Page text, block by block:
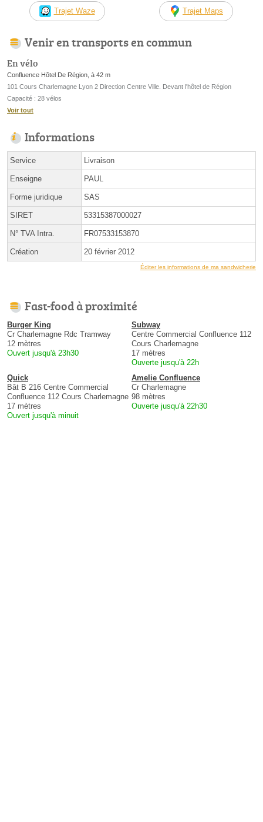
Trajet Waze Trajet Maps
Venir en transports en commun
En vélo
Confluence Hôtel De Région, à 42 m
101 Cours Charlemagne Lyon 2 Direction Centre Ville. Devant l'hôtel de Région
Capacité : 28 vélos
Voir tout
Informations
Service Livraison
Enseigne PAUL
Forme juridique SAS
SIRET 53315387000027
N° TVA Intra. FR07533153870
Création 20 février 2012
Éditer les informations de ma sandwicherie
Fast-food à proximité
Burger King
Cr Charlemagne Rdc Tramway
12 mètres
Ouvert jusqu'à 23h30
Subway
Centre Commercial Confluence 112
Cours Charlemagne
17 mètres
Ouverte jusqu'à 22h
Quick
Bât B 216 Centre Commercial
Confluence 112 Cours Charlemagne
17 mètres
Ouvert jusqu'à minuit
Amelie Confluence
Cr Charlemagne
98 mètres
Ouverte jusqu'à 22h30